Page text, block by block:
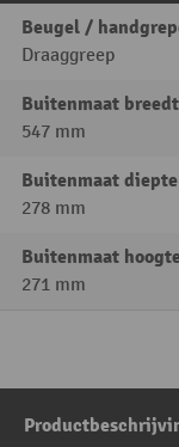
Beugel /
Draaggreep
Buitenmaat
547 mm
Buitenmaat diepte
278 mm
Buitenmaat
271 mm